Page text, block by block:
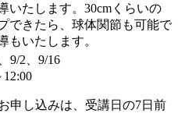
たします。30cmくらいの
できたら、球体関節も可能で
もいたします。
9/2、9/16
申し込みは、受講日の7日前